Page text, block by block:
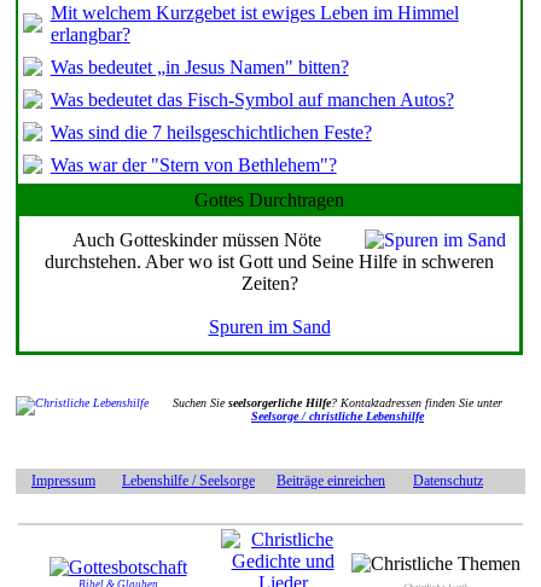
Mit welchem Kurzgebet ist ewiges Leben im Himmel
erlangbar?
Was bedeutet „in Jesus Namen" bitten?
Was bedeutet das Fisch-Symbol auf manchen Autos?
Was sind die 7 heilsgeschichtlichen Feste?
Was war der "Stern von Bethlehem"?
Gottes Durchtragen
Auch Gotteskinder müssen Nöte
durchstehen. Aber wo ist Gott und Seine Hilfe in schweren
Zeiten?
Spuren im Sand
Suchen Sieseelsorgerliche Hilfe? Kontaktadressen finden Sie unter
Seelsorge / christliche Lebenshilfe
Impressum Lebenshilfe / Seelsorge Beiträge einreichen Datenschutz
Bibel & Glauben